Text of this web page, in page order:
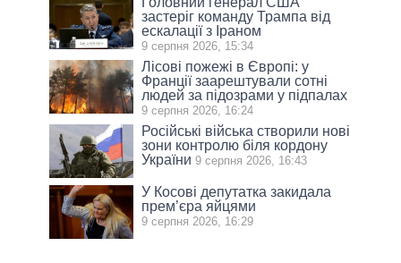
застеріг команду Трампа від
ескалації з Іраном
9 серпня 2026, 15:34
Лісові пожежі в Європі: у
Франції заарештували сотні
людей за підозрами у підпалах
9 серпня 2026, 16:24
Російські війська створили нові
зони контролю біля кордону
України 9 серпня 2026, 16:43
У Косові депутатка закидала
прем’єра яйцями
9 серпня 2026, 16:29